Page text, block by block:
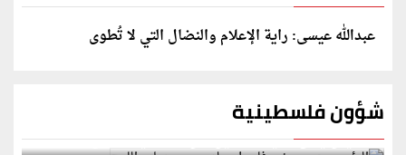
عبدالله عيسى: راية الإعلام والنضال التي لا تُطوى
شؤون فلسطينية
الرئيس ينعى سفير فلسطين لدى مصر دياب اللوح